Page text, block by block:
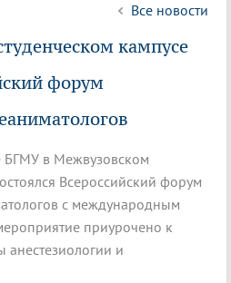
Все новости
кампусе
форум
в Межвузовском
Всероссийский форум
с международным
приурочено к
и